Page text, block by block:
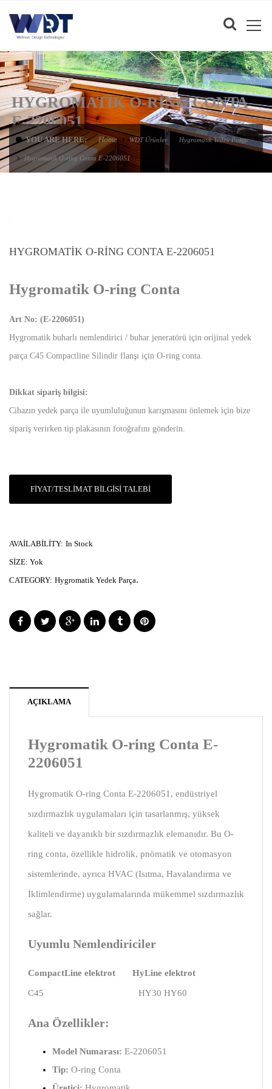
HYGROMATIK O-RING CONTA
E-2206051
YOU ARE HERE: Home WDT Ürünler Hygromatik Yedek Parça
Hygromatik O-ring Conta E-2206051
HYGROMATIK O-RING CONTA E-2206051
Hygromatik O-ring Conta
Art No: (E-2206051)
Hygromatik buharlı nemlendirici / buhar jeneratörü için orijinal yedek
parça C45 Compactline Silindir flanşı için O-ring conta.
Dikkat sipariş bilgisi:
Cihazın yedek parça ile uyumluluğunun karışmasını önlemek için bize
sipariş verirken tip plakasının fotoğrafını gönderin.
FIYAT/TESLIMAT BILGISI TALEBI
AVAILABILITY: In Stock
SIZE: Yok
CATEGORY: Hygromatik Yedek Parça.
AÇIKLAMA
Hygromatik O-ring Conta E-
2206051
Hygromatik O-ring Conta E-2206051, endüstriyel
sızdırmazlık uygulamaları için tasarlanmış, yüksek
kaliteli ve dayanıklı bir sızdırmazlık elemanıdır. Bu O-
ring conta, özellikle hidrolik, pnömatik ve otomasyon
sistemlerinde, ayrıca HVAC (Isıtma, Havalandırma ve
İklimlendirme) uygulamalarında mükemmel sızdırmazlık
sağlar.
Uyumlu Nemlendiriciler
CompactLine elektrot HyLine elektrot
C45 HY30 HY60
Ana Özellikler:
Model Numarası: E-2206051
Tip: O-ring Conta